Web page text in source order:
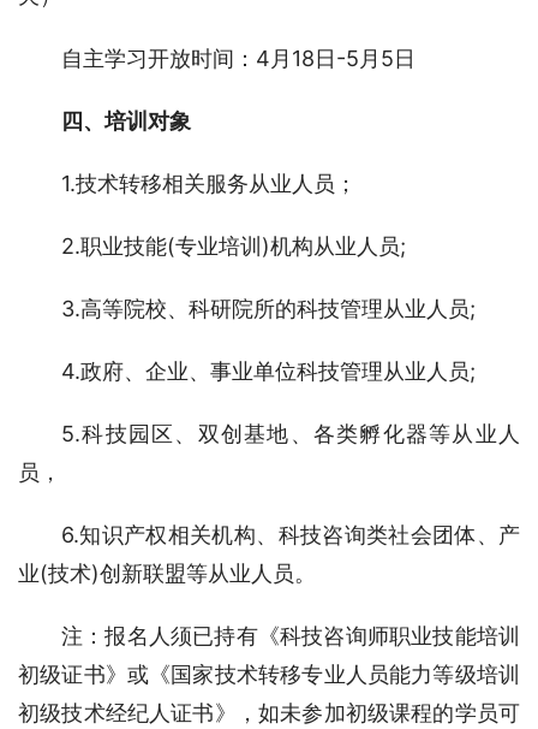
自主学习开放时间：4月18日-5月5日
四、培训对象
1.技术转移相关服务从业人员；
2.职业技能(专业培训)机构从业人员;
3.高等院校、科研院所的科技管理从业人员;
4.政府、企业、事业单位科技管理从业人员;
5.科技园区、双创基地、各类孵化器等从业人
员，
6.知识产权相关机构、科技咨询类社会团体、产
业(技术)创新联盟等从业人员。
注：报名人须已持有《科技咨询师职业技能培训
初级证书》或《国家技术转移专业人员能力等级培训
初级技术经纪人证书》，如未参加初级课程的学员可